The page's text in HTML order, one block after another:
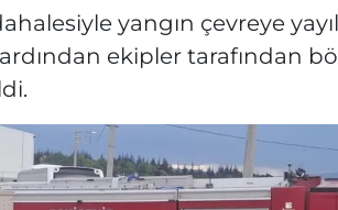
yangın çevreye
ardından ekipler tarafından